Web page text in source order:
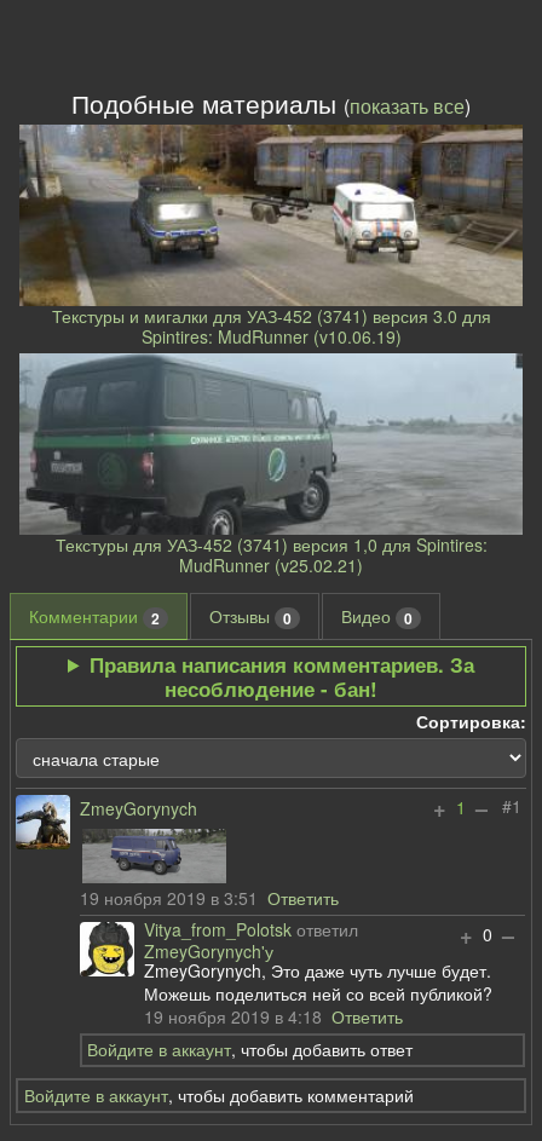
Подобные материалы (показать все)
Текстуры и мигалки для УАЗ-452 (3741) версия 3.0 для
Spintires: MudRunner (v10.06.19)
Текстуры для УАЗ-452 (3741) версия 1,0 для Spintires:
MudRunner (v25.02.21)
Комментарии 2 Отзывы 0 Видео 0
Правила написания комментариев. За
несоблюдение - бан!
Сортировка:
#1
+ 1 –
ZmeyGorynych
19 ноября 2019 в 3:51Ответить
+ 0 –
Vitya_from_Polotsk ответил
ZmeyGorynych'у
ZmeyGorynych, Это даже чуть лучше будет.
Можешь поделиться ней со всей публикой?
19 ноября 2019 в 4:18Ответить
Войдите в аккаунт, чтобы добавить ответ
Войдите в аккаунт, чтобы добавить комментарий